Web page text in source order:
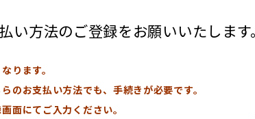
い方法のご登録をお願いいたします。
ります。
のお支払い方法でも、手続きが必要です。
面にてご入力ください。